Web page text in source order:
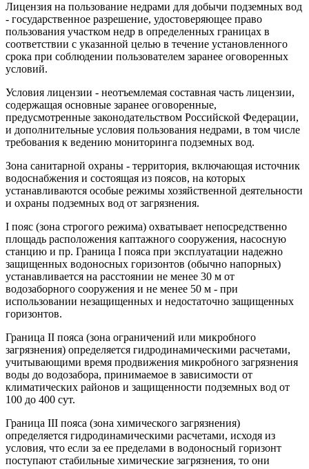
Лицензия на пользование недрами для добычи подземных вод
- государственное разрешение, удостоверяющее право
пользования участком недр в определенных границах в
соответствии с указанной целью в течение установленного
срока при соблюдении пользователем заранее оговоренных
условий.
Условия лицензии - неотъемлемая составная часть лицензии,
содержащая основные заранее оговоренные,
предусмотренные законодательством Российской Федерации,
и дополнительные условия пользования недрами, в том числе
требования к ведению мониторинга подземных вод.
Зона санитарной охраны - территория, включающая источник
водоснабжения и состоящая из поясов, на которых
устанавливаются особые режимы хозяйственной деятельности
и охраны подземных вод от загрязнения.
I пояс (зона строгого режима) охватывает непосредственно
площадь расположения каптажного сооружения, насосную
станцию и пр. Граница I пояса при эксплуатации надежно
защищенных водоносных горизонтов (обычно напорных)
устанавливается на расстоянии не менее 30 м от
водозаборного сооружения и не менее 50 м - при
использовании незащищенных и недостаточно защищенных
горизонтов.
Граница II пояса (зона ограничений или микробного
загрязнения) определяется гидродинамическими расчетами,
учитывающими время продвижения микробного загрязнения
воды до водозабора, принимаемое в зависимости от
климатических районов и защищенности подземных вод от
100 до 400 сут.
Граница III пояса (зона химического загрязнения)
определяется гидродинамическими расчетами, исходя из
условия, что если за ее пределами в водоносный горизонт
поступают стабильные химические загрязнения, то они